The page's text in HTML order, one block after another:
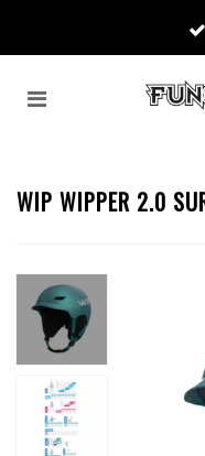
Toggle
Vul hem
WIP WIPPER 2.0